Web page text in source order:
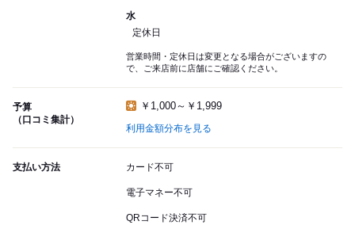
水
定休日
営業時間・定休日は変更となる場合がございますの
で、ご来店前に店舗にご確認ください。
予算
（口コミ集計）
￥1,000～￥1,999
利用金額分布を見る
支払い方法 カード不可
電子マネー不可
QRコード決済不可